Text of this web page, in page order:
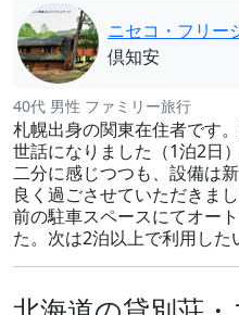
ニセコ・フリー
倶知安
40代 男性 ファミリー旅行
札幌出身の関東在住者です
世話になりました（1泊2日
二分に感じつつも、設備は
良く過ごさせていただきま
前の駐車スペースにてオー
た。次は2泊以上で利用した